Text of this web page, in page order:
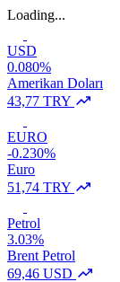
Loading...
USD
0.080%
Amerikan Doları
43,77 TRY
EURO
-0.230%
Euro
51,74 TRY
Petrol
3.03%
Brent Petrol
69,46 USD